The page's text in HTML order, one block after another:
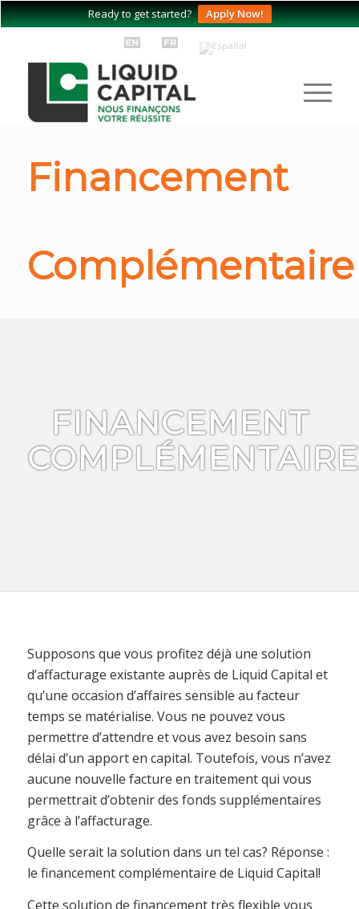
Ready to get started? Apply Now!
Financement
Complémentaire
FINANCEMENT
COMPLÉMENTAIRE
Supposons que vous profitez déjà une solution
d’affacturage existante auprès de Liquid Capital et
qu’une occasion d’affaires sensible au facteur
temps se matérialise. Vous ne pouvez vous
permettre d’attendre et vous avez besoin sans
délai d’un apport en capital. Toutefois, vous n’avez
aucune nouvelle facture en traitement qui vous
permettrait d’obtenir des fonds supplémentaires
grâce à l’affacturage.
Quelle serait la solution dans un tel cas? Réponse :
le financement complémentaire de Liquid Capital!
Cette solution de financement très flexible vous